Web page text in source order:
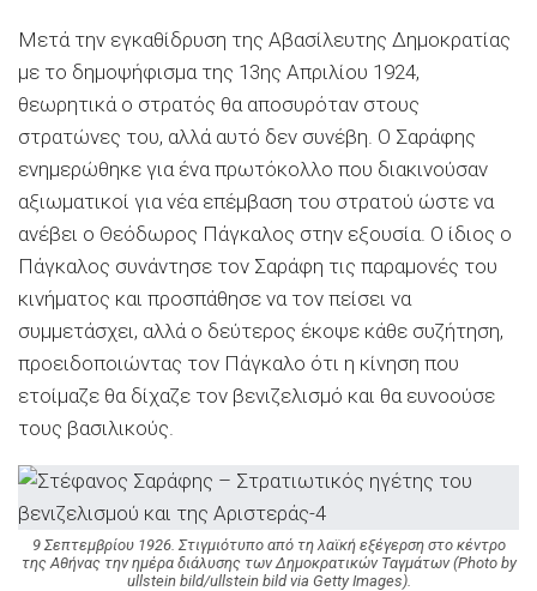
Μετά την εγκαθίδρυση της Αβασίλευτης ∆ημοκρατίας
με το δημοψήφισμα της 13ης Απριλίου 1924,
θεωρητικά ο στρατός θα αποσυρόταν στους
στρατώνες του, αλλά αυτό δεν συνέβη. Ο Σαράφης
ενημερώθηκε για ένα πρωτόκολλο που διακινούσαν
αξιωματικοί για νέα επέμβαση του στρατού ώστε να
ανέβει ο Θεόδωρος Πάγκαλος στην εξουσία. Ο ίδιος ο
Πάγκαλος συνάντησε τον Σαράφη τις παραμονές του
κινήματος και προσπάθησε να τον πείσει να
συμμετάσχει, αλλά ο δεύτερος έκοψε κάθε συζήτηση,
προειδοποιώντας τον Πάγκαλο ότι η κίνηση που
ετοίμαζε θα δίχαζε τον βενιζελισμό και θα ευνοούσε
τους βασιλικούς.
9 Σεπτεμβρίου 1926. Στιγμιότυπο από τη λαϊκή εξέγερση στο κέντρο
της Αθήνας την ημέρα διάλυσης των Δημοκρατικών Ταγμάτων (Photo by
ullstein bild/ullstein bild via Getty Images).